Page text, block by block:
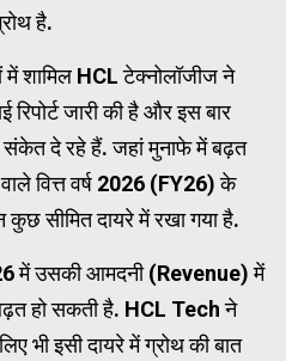
है.
शामिल HCL टेक्नोलॉजीज ने
रिपोर्ट जारी की है और इस बार
दे रहे हैं. जहां मुनाफे में बढ़त
वित्त वर्ष 2026 (FY26) के
कुछ सीमित दायरे में रखा गया है.
में उसकी आमदनी (Revenue) में
हो सकती है. HCL Tech ने
भी इसी दायरे में ग्रोथ की बात